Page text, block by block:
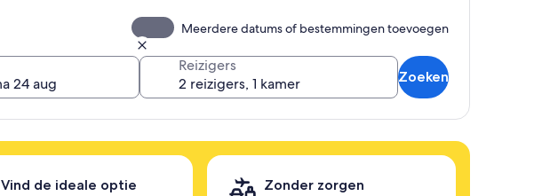
Meerdere datums of bestemmingen toevoegen
Reizigers
Zoeken
Vind de ideale optie Zonder zorgen